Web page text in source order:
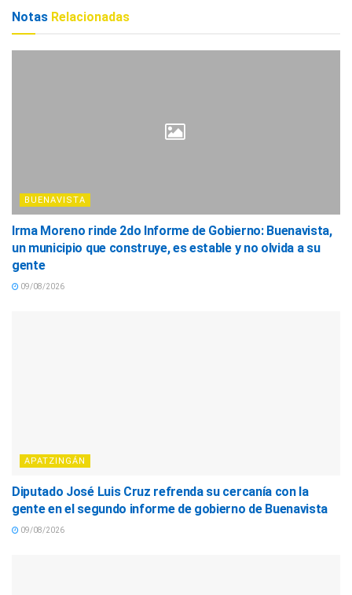
Notas Relacionadas
BUENAVISTA
Irma Moreno rinde 2do Informe de Gobierno: Buenavista,
un municipio que construye, es estable y no olvida a su
gente
09/08/2026
APATZINGÁN
Diputado José Luis Cruz refrenda su cercanía con la
gente en el segundo informe de gobierno de Buenavista
09/08/2026